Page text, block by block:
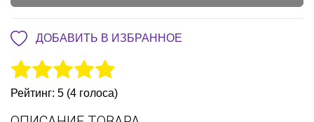
ДОБАВИТЬ В ИЗБРАННОЕ
Рейтинг: 5 (4 голоса)